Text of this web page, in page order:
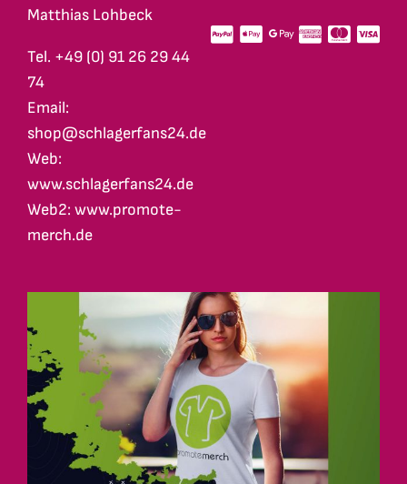
Matthias Lohbeck
Tel. +49 (0) 91 26 29 44
74
Email:
shop@schlagerfans24.de
Web:
www.schlagerfans24.de
Web2: www.promote-
merch.de